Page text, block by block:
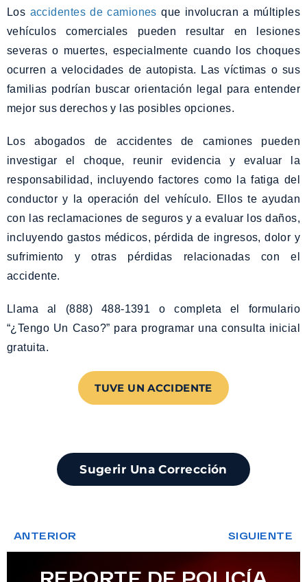
Los accidentes de camiones que involucran a múltiples
vehículos comerciales pueden resultar en lesiones
severas o muertes, especialmente cuando los choques
ocurren a velocidades de autopista. Las víctimas o sus
familias podrían buscar orientación legal para entender
mejor sus derechos y las posibles opciones.
Los abogados de accidentes de camiones pueden
investigar el choque, reunir evidencia y evaluar la
responsabilidad, incluyendo factores como la fatiga del
conductor y la operación del vehículo. Ellos te ayudan
con las reclamaciones de seguros y a evaluar los daños,
incluyendo gastos médicos, pérdida de ingresos, dolor y
sufrimiento y otras pérdidas relacionadas con el
accidente.
Llama al (888) 488-1391 o completa el formulario
“¿Tengo Un Caso?” para programar una consulta inicial
gratuita.
TUVE UN ACCIDENTE
Sugerir Una Corrección
ANTERIOR SIGUIENTE